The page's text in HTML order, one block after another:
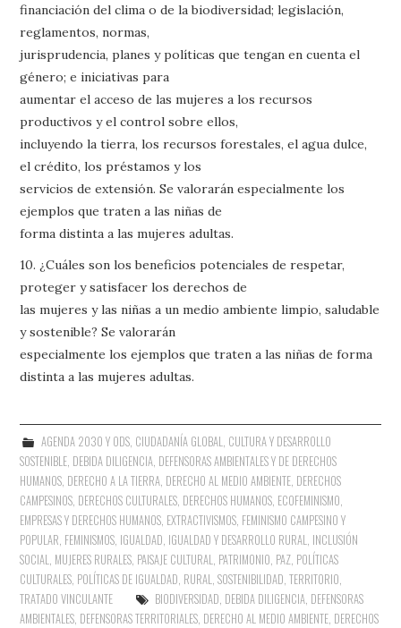
financiación del clima o de la biodiversidad; legislación,
reglamentos, normas,
jurisprudencia, planes y políticas que tengan en cuenta el
género; e iniciativas para
aumentar el acceso de las mujeres a los recursos
productivos y el control sobre ellos,
incluyendo la tierra, los recursos forestales, el agua dulce,
el crédito, los préstamos y los
servicios de extensión. Se valorarán especialmente los
ejemplos que traten a las niñas de
forma distinta a las mujeres adultas.
10. ¿Cuáles son los beneficios potenciales de respetar,
proteger y satisfacer los derechos de
las mujeres y las niñas a un medio ambiente limpio, saludable
y sostenible? Se valorarán
especialmente los ejemplos que traten a las niñas de forma
distinta a las mujeres adultas.
AGENDA 2030 Y ODS, CIUDADANÍA GLOBAL CULTURA Y DESARROLLO
SOSTENIBLE DEBIDA DILIGENCIA DEFENSORAS AMBIENTALES Y DE DERECHOS
HUMANOS DERECHO A LA TIERRA DERECHO AL MEDIO AMBIENTE DERECHOS
CAMPESINOS DERECHOS CULTURALES DERECHOS HUMANOS ECOFEMINISMO
EMPRESAS Y DERECHOS HUMANOS EXTRACTIVISMOS FEMINISMO CAMPESINO Y
POPULAR FEMINISMOS IGUALDAD IGUALDAD Y DESARROLLO RURAL INCLUSIÓN
SOCIAL MUJERES RURALES PAISAJE CULTURAL PATRIMONIO PAZ POLÍTICAS
CULTURALES POLÍTICAS DE IGUALDAD RURAL ,SOSTENIBILIDAD ,TERRITORIO
TRATADO VINCULANTE
BIODIVERSIDAD DEBIDA DILIGENCIA, DEFENSORAS
AMBIENTALES DEFENSORAS TERRITORIALES DERECHO AL MEDIO AMBIENTE DERECHOS